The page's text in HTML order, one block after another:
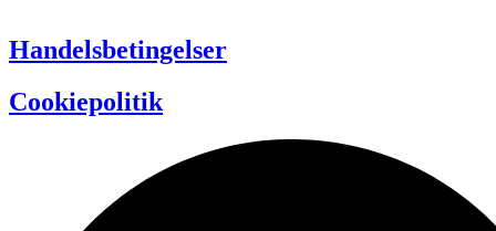
Handelsbetingelser
Cookiepolitik